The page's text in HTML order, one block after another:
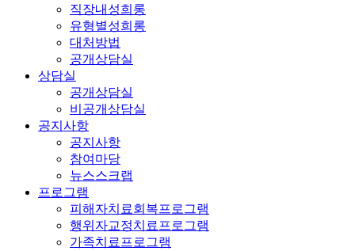
직장내성희롱
유형별성희롱
대처방법
공개상담실
상담실
공개상담실
비공개상담실
공지사항
공지사항
참여마당
뉴스스크랩
프로그램
피해자치료회복프로그램
행위자교정치료프로그램
가족치료프로그램